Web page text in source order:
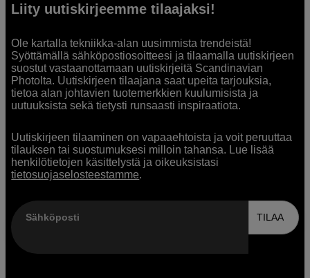
Liity uutiskirjeemme tilaajaksi!
Ole kartalla tekniikka-alan uusimmista trendeistä!
Syöttämällä sähköpostiosoitteesi ja tilaamalla uutiskirjeen
suostut vastaanottamaan uutiskirjeitä Scandinavian
Photolta. Uutiskirjeen tilaajana saat upeita tarjouksia,
tietoa alan johtavien tuotemerkkien kuulumisista ja
uutuuksista sekä tietysti runsaasti inspiraatiota.
Uutiskirjeen tilaaminen on vapaaehtoista ja voit peruuttaa
tilauksen tai suostumuksesi milloin tahansa. Lue lisää
henkilötietojen käsittelystä ja oikeuksistasi
tietosuojaselosteestamme.
Sähköposti TILAA